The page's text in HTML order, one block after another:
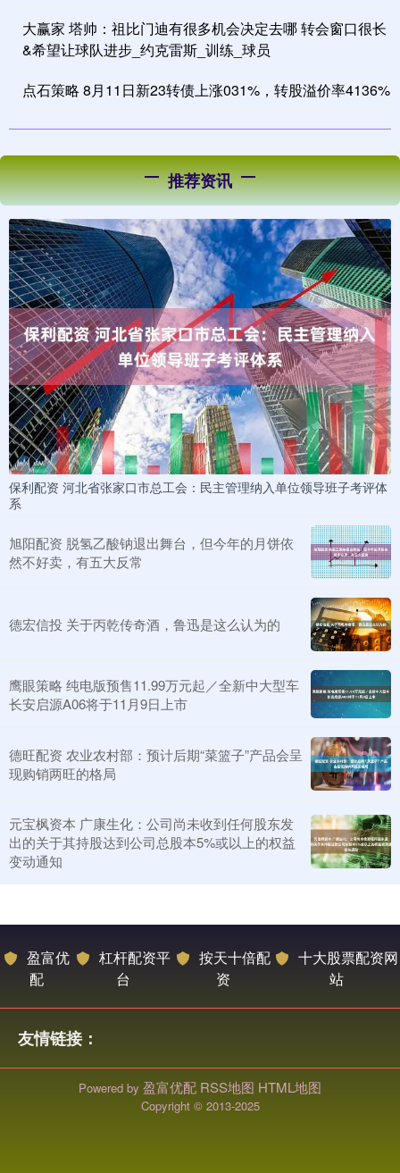
大赢家 塔帅：祖比门迪有很多机会决定去哪 转会窗口很长
&希望让球队进步_约克雷斯_训练_球员
点石策略 8月11日新23转债上涨031%，转股溢价率4136%
推荐资讯
保利配资 河北省张家口市总工会：民主管理纳入单位领导班子考评体
系
旭阳配资 脱氢乙酸钠退出舞台，但今年的月饼依
然不好卖，有五大反常
德宏信投 关于丙乾传奇酒，鲁迅是这么认为的
鹰眼策略 纯电版预售11.99万元起／全新中大型车
长安启源A06将于11月9日上市
德旺配资 农业农村部：预计后期“菜篮子”产品会呈
现购销两旺的格局
元宝枫资本 广康生化：公司尚未收到任何股东发
出的关于其持股达到公司总股本5%或以上的权益
变动通知
盈富优
配
杠杆配资平
台
按天十倍配
资
十大股票配资网
站
友情链接：
Powered by 盈富优配 RSS地图 HTML地图
Copyright © 2013-2025